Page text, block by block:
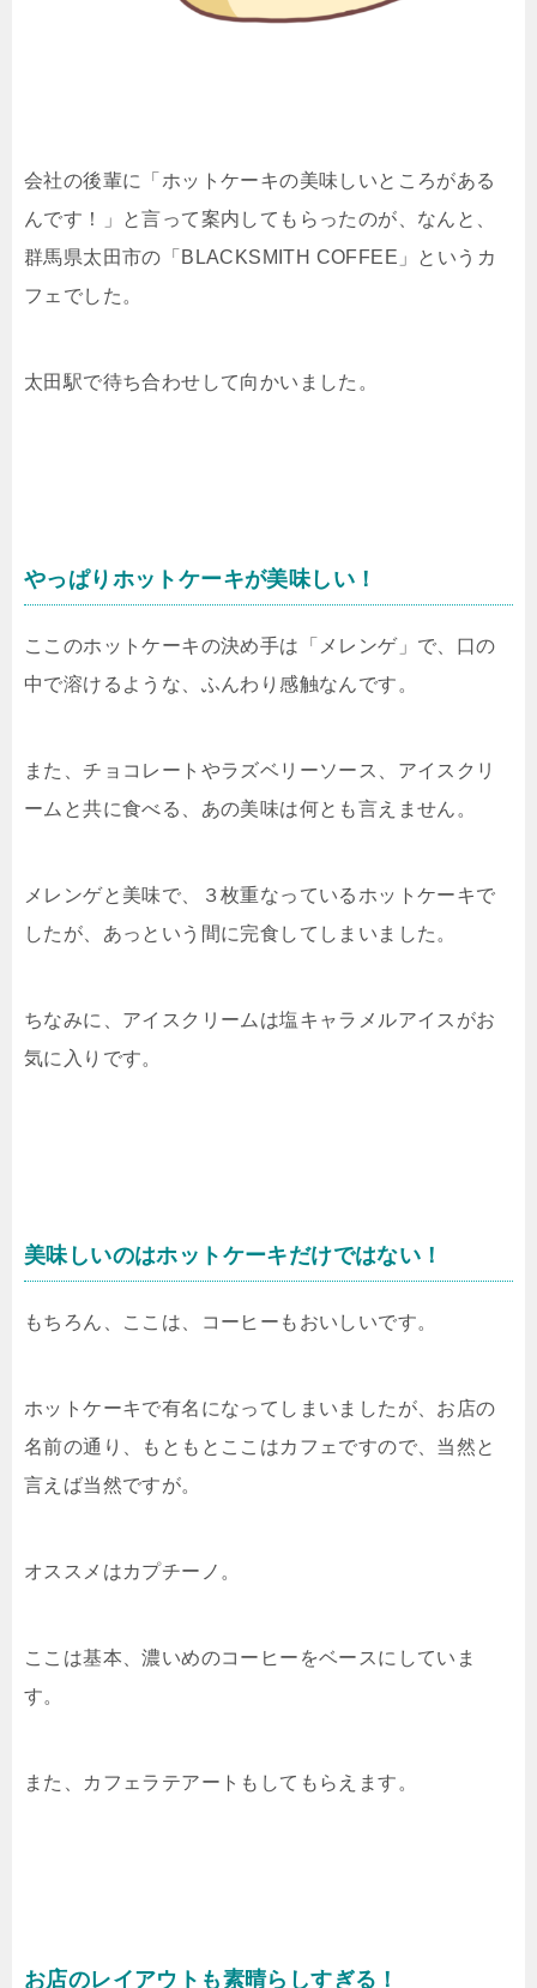
会社の後輩に「ホットケーキの美味しいところがある
んです！」と言って案内してもらったのが、なんと、
群馬県太田市の「BLACKSMITH COFFEE」というカ
フェでした。
太田駅で待ち合わせして向かいました。
やっぱりホットケーキが美味しい！
ここのホットケーキの決め手は「メレンゲ」で、口の
中で溶けるような、ふんわり感触なんです。
また、チョコレートやラズベリーソース、アイスクリ
ームと共に食べる、あの美味は何とも言えません。
メレンゲと美味で、３枚重なっているホットケーキで
したが、あっという間に完食してしまいました。
ちなみに、アイスクリームは塩キャラメルアイスがお
気に入りです。
美味しいのはホットケーキだけではない！
もちろん、ここは、コーヒーもおいしいです。
ホットケーキで有名になってしまいましたが、お店の
名前の通り、もともとここはカフェですので、当然と
言えば当然ですが。
オススメはカプチーノ。
ここは基本、濃いめのコーヒーをベースにしていま
す。
また、カフェラテアートもしてもらえます。
お店のレイアウトも素晴らしすぎる！